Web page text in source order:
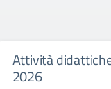
Attività
2026